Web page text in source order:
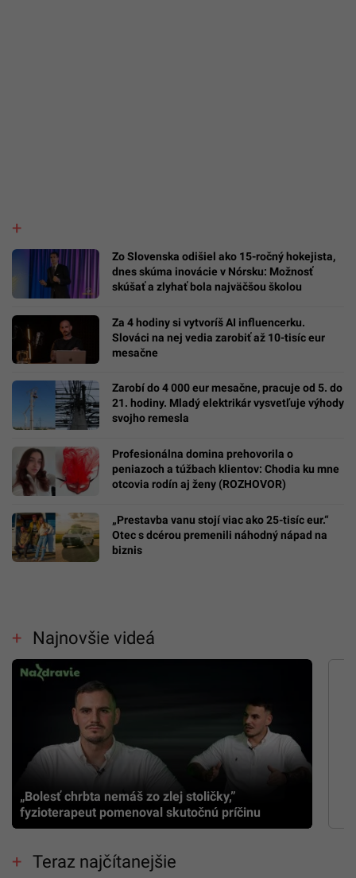
Zo Slovenska odišiel ako 15-ročný hokejista,
dnes skúma inovácie v Nórsku: Možnosť
skúšať a zlyhať bola najväčšou školou
Za 4 hodiny si vytvoríš AI influencerku.
Slováci na nej vedia zarobiť až 10-tisíc eur
mesačne
Zarobí do 4 000 eur mesačne, pracuje od 5. do
21. hodiny. Mladý elektrikár vysvetľuje výhody
svojho remesla
Profesionálna domina prehovorila o
peniazoch a túžbach klientov: Chodia ku mne
otcovia rodín aj ženy (ROZHOVOR)
„Prestavba vanu stojí viac ako 25-tisíc eur.“
Otec s dcérou premenili náhodný nápad na
biznis
Najnovšie videá
„Bolesť chrbta nemáš zo zlej stoličky,”
fyzioterapeut pomenoval skutočnú príčinu
Teraz najčítanejšie